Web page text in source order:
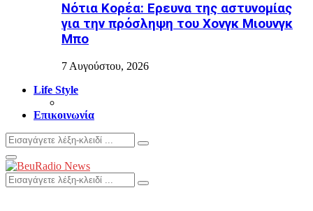
Νότια Κορέα: Ερευνα της αστυνομίας
για την πρόσληψη του Χονγκ Μιουνγκ
Μπo
7 Αυγούστου, 2026
Life Style
Επικοινωνία
Search
for:
Search
Primary
Menu
Search
for:
Search